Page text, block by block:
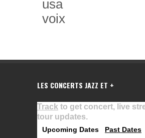
usa
voix
LES CONCERTS JAZZ ET +
Track to get concert, live
tour updates.
Upcoming Dates Past Dates